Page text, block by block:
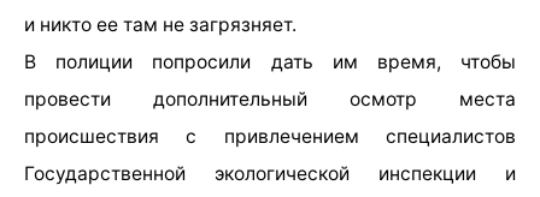
и никто ее там не загрязняет.
В полиции попросили дать им время, чтобы
провести дополнительный осмотр места
происшествия с привлечением специалистов
Государственной экологической инспекции и